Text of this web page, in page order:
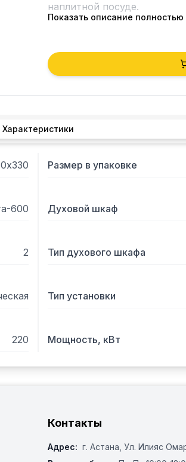
наплитной посуде.
гастрономической линии
- Конструкция сборная, выполнена из пищевой нержавеющей стали.
180 мм и мощностью 2,5
- На конфорках установлена система автоматического отключения
Показать описание полностью
Характеристики
Размер в упаковке
600 Духовой шкаф
2 Тип духового шкафа
Тип установки
220 Мощность, кВт
Контакты
Адрес: г. Астана, ​Ул. Илияс